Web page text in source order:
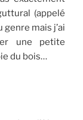
(appelé
mais j’ai
une petite
du bois…